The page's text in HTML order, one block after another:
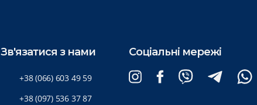
Зв'язатися з нами
+38 (066) 603 49 59
+38 (097) 536 37 87
Соціальні мережі